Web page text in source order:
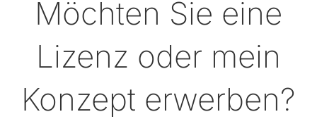
Möchten Sie eine
Lizenz oder mein
Konzept erwerben?